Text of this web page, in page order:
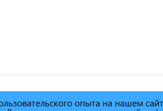
опыта на нашем